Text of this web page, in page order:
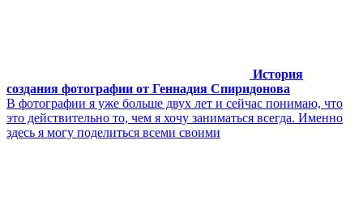
История
создания фотографии от Геннадия Спиридонова
В фотографии я уже больше двух лет и сейчас понимаю, что
это действительно то, чем я хочу заниматься всегда. Именно
здесь я могу поделиться всеми своими